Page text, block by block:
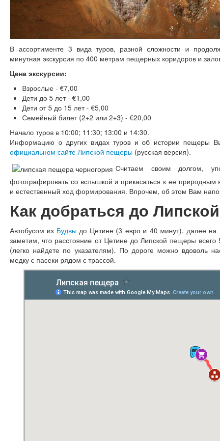
В ассортименте 3 вида туров, разной сложности и
минутная экскурсия по 400 метрам пещерных коридоров и
Цена экскурсии:
Взрослые - €7,00
Дети до 5 лет - €1,00
Дети от 5 до 15 лет - €5,00
Семейный билет (2+2 или 2+3) - €20,00
Начало туров в 10:00; 11:30; 13:00 и 14:30.
Информацию о других видах туров и об истории пещеры
официальном сайте Липской пещеры (русская версия).
Считаем своим долгом,
фотографировать со вспышкой и прикасаться к ее природным
и естественный ход формирования. Впрочем, об этом Вам
Как добраться до
Автобусом из Будвыдо Цетине (3 евро и 40 минут), далее на
заметим, что расстояние от Цетине до Липской пещеры
(легко найдете по указателям). По дороге можно вдоволь
медку с пасеки рядом с трассой.